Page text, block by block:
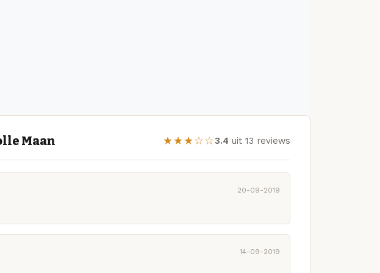
Maan ★★★☆☆3.4 uit 13 reviews
20-09-2019
14-09-2019